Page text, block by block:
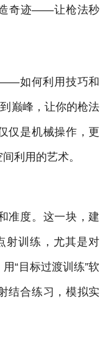
奇迹——让枪法秒
如何利用技巧和
巅峰，让你的枪法
仅是机械操作，更
利用的艺术。
准度。这一块，建
射训练，尤其是对
“目标过渡训练”软
结合练习，模拟实